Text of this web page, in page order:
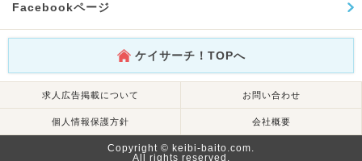
Facebookページ
ケイサーチ！TOPへ
求人広告掲載について お問い合わせ
個人情報保護方針 会社概要
Copyright © keibi-baito.com.
All rights reserved.